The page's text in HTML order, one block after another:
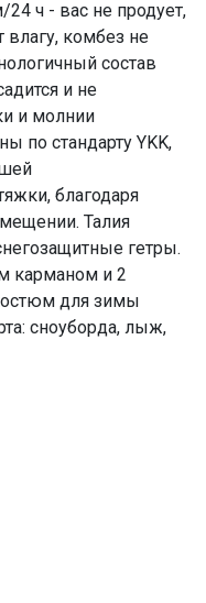
ч - вас не продует,
влагу, комбез не
состав
и не
и молнии
по стандарту YKK,
благодаря
Талия
гетры.
карманом и 2
для зимы
сноуборда, лыж,